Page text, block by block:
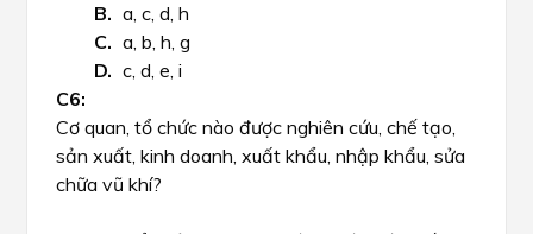
a, c, d, h
a, b, h, g
c, d, e, i
Cơ quan, tổ chức nào được nghiên cứu, chế tạo,
sản xuất, kinh doanh, xuất khẩu, nhập khẩu, sửa
chữa vũ khí?